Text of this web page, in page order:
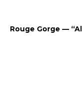
Rouge Gorge —